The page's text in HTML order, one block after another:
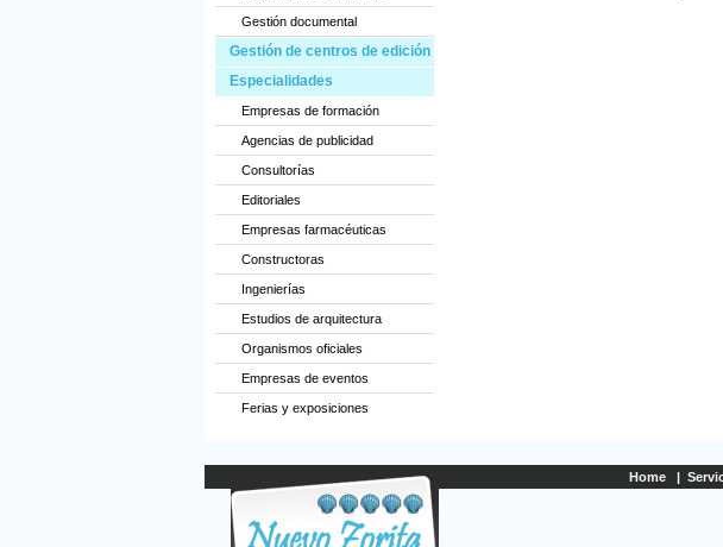
Gestión documental
Gestión de centros de edición
Especialidades
Empresas de formación
Agencias de publicidad
Consultorías
Editoriales
Empresas farmacéuticas
Constructoras
Ingenierías
Estudios de arquitectura
Organismos oficiales
Empresas de eventos
Ferias y exposiciones
Home |